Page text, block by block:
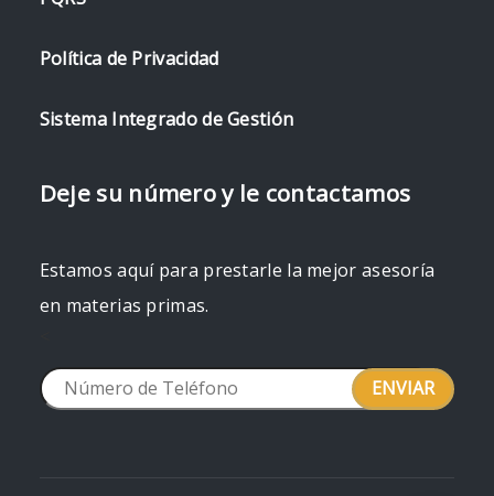
Política de Privacidad
Sistema Integrado de Gestión
Deje su número y le contactamos
Estamos aquí para prestarle la mejor asesoría
en materias primas.